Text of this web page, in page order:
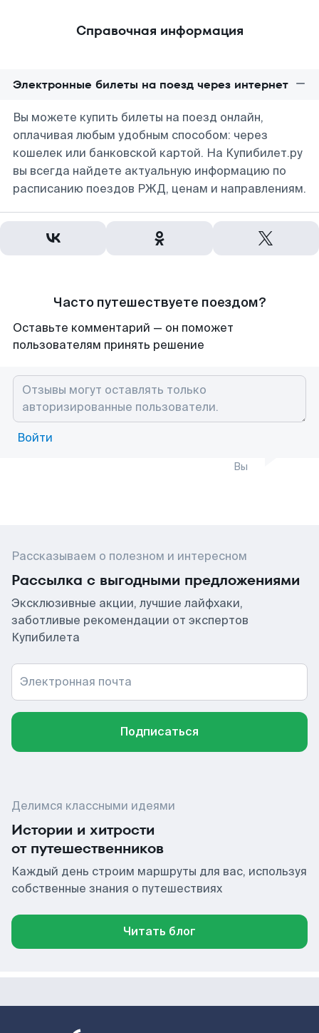
Справочная информация
Электронные билеты на поезд через интернет
Вы можете купить билеты на поезд онлайн,
оплачивая любым удобным способом: через
кошелек или банковской картой. На Купибилет.ру
вы всегда найдете актуальную информацию по
расписанию поездов РЖД, ценам и направлениям.
Часто путешествуете поездом?
Оставьте комментарий — он поможет
пользователям принять решение
Войти
Вы
Рассказываем о полезном и интересном
Рассылка с выгодными предложениями
Эксклюзивные акции, лучшие лайфхаки,
заботливые рекомендации от экспертов
Купибилета
Электронная почта
Подписаться
Делимся классными идеями
Истории и хитрости
от путешественников
Каждый день строим маршруты для вас, используя
собственные знания о путешествиях
Читать блог